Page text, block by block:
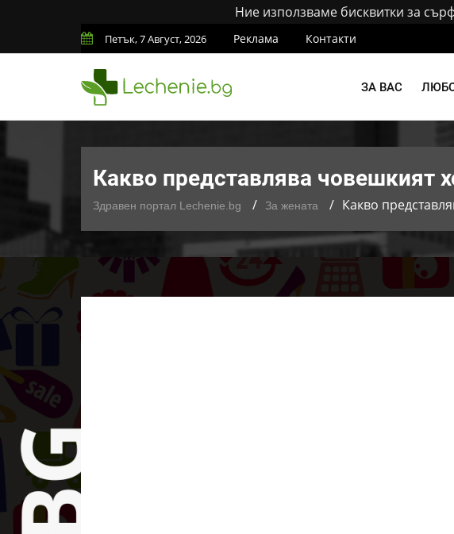
Ние използваме бисквитки за
Петък, 7 Август, 2026 Реклама Контакти
ЗА ВАС
Какво представлява човешкият
Здравен портал Lechenie.bg За жената Какво